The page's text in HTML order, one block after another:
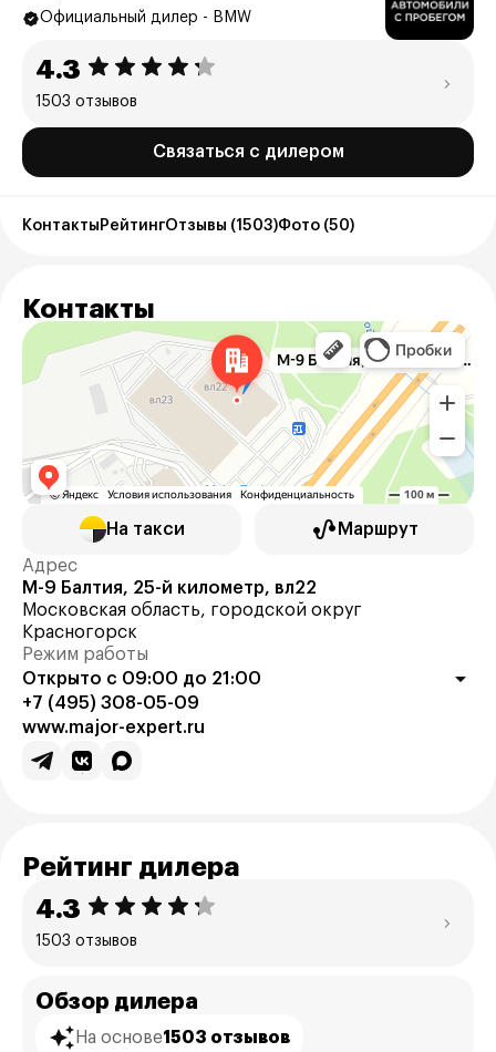
Официальный дилер - BMW
4.3
1503 отзывов
Связаться с дилером
Контакты РейтингОтзывы (1503)Фото (50)
Контакты
На такси Маршрут
Адрес
М-9 Балтия, 25-й километр, вл22
Московская область, городской округ
Красногорск
Режим работы
Открыто с 09:00 до 21:00
+7 (495) 308-05-09
www.major-expert.ru
Рейтинг дилера
4.3
1503 отзывов
Обзор дилера
На основе1503 отзывов